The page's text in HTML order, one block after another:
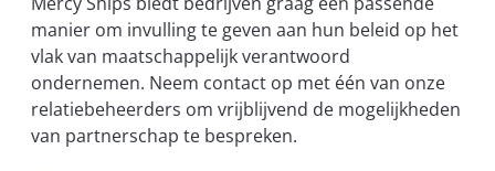
manier om invulling te geven aan hun beleid op het
vlak van maatschappelijk verantwoord
ondernemen. Neem contact op met één van onze
relatiebeheerders om vrijblijvend de mogelijkheden
van partnerschap te bespreken.